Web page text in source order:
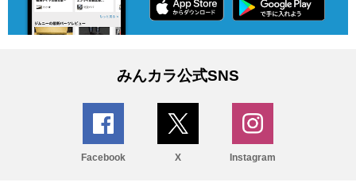
みんカラ公式SNS
Facebook X Instagram